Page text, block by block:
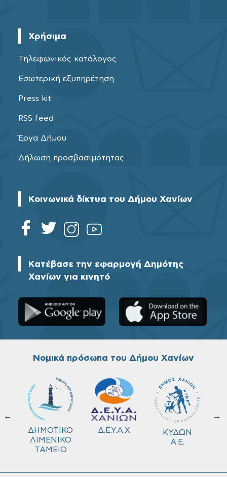
Χρήσιμα
Τηλεφωνικός κατάλογος
Εσωτερική εξυπηρέτηση
Press kit
RSS feed
Έργα Δήμου
Δήλωση προσβασιμότητας
Κοινωνικά δίκτυα του Δήμου Χανίων
Κατέβασε την εφαρμογή Δημότης
Χανίων για κινητό
Νομικά πρόσωπα του Δήμου Χανίων
←
ΔΗΜΟΤΙΚΟ
ΛΙΜΕΝΙΚΟ
ΤΑΜΕΙΟ
Δ.Ε.Υ.Α.Χ
ΚΥΔΩΝ
Α.Ε.
→